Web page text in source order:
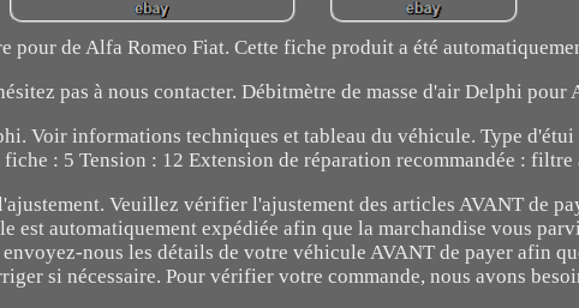
pour de Alfa Romeo Fiat. Cette fiche produit a été
pas à nous contacter. Débitmètre de masse d'air Delphi pour
Voir informations techniques et tableau du véhicule. Type
fiche : 5 Tension : 12 Extension de réparation recommandée : filtre
Veuillez vérifier l'ajustement des articles AVANT de
est automatiquement expédiée afin que la marchandise vous
envoyez-nous les détails de votre véhicule AVANT de payer afin
si nécessaire. Pour vérifier votre commande, nous avons